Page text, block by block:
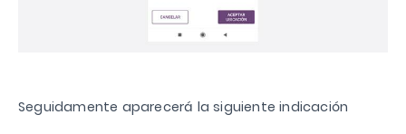
Seguidamente aparecerá la siguiente indicación